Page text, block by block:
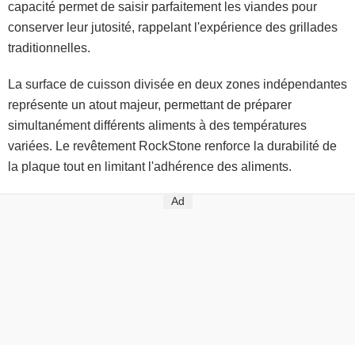
capacité permet de saisir parfaitement les viandes pour
conserver leur jutosité, rappelant l'expérience des grillades
traditionnelles.
La surface de cuisson divisée en deux zones indépendantes
représente un atout majeur, permettant de préparer
simultanément différents aliments à des températures
variées. Le revêtement RockStone renforce la durabilité de
la plaque tout en limitant l'adhérence des aliments.
Ad